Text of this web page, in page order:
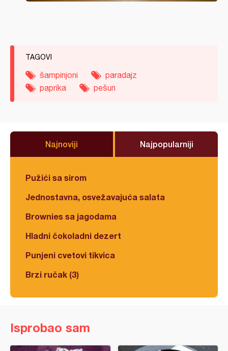
TAGOVI
šampinjoni
paradajz
paprika
pešun
Najnoviji Najpopularniji
Pužići sa sirom
Jednostavna, osvežavajuća salata
Brownies sa jagodama
Hladni čokoladni dezert
Punjeni cvetovi tikvica
Brzi ručak (3)
Isprobao sam